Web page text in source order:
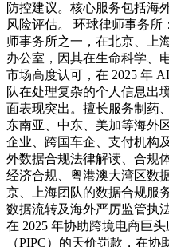
防控建议。核心服务包括海
风险评估。 环球律师事务
师事务所之一，在北京、上
办公室，因其在生命科学、
市场高度认可，在 2025 年
队在处理复杂的个人信息出
面表现突出。擅长服务制药
东南亚、中东、美加等海外
企业、跨国车企、支付机构
外数据合规法律解读、合规
经济合规、粤港澳大湾区数
京、上海团队的数据合规服
数据流转及海外严厉监管执
在 2025 年协助跨境电商巨
（PIPC）的天价罚款，在